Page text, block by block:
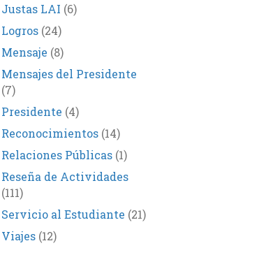
Justas LAI (6)
Logros(24)
Mensaje (8)
Mensajes del Presidente
(7)
Presidente (4)
Reconocimientos(14)
Relaciones Públicas(1)
Reseña de Actividades
(111)
Servicio al Estudiante (21)
Viajes(12)